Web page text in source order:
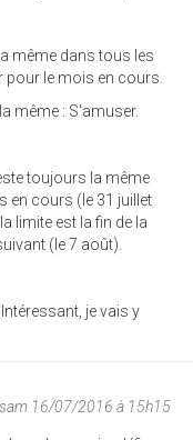
même dans tous les
pour le mois en cours.
même : S'amuser.
toujours la même
en cours (le 31 juillet
limite est la fin de la
(le 7 août).
je vais y
16/07/2016 à 15h15